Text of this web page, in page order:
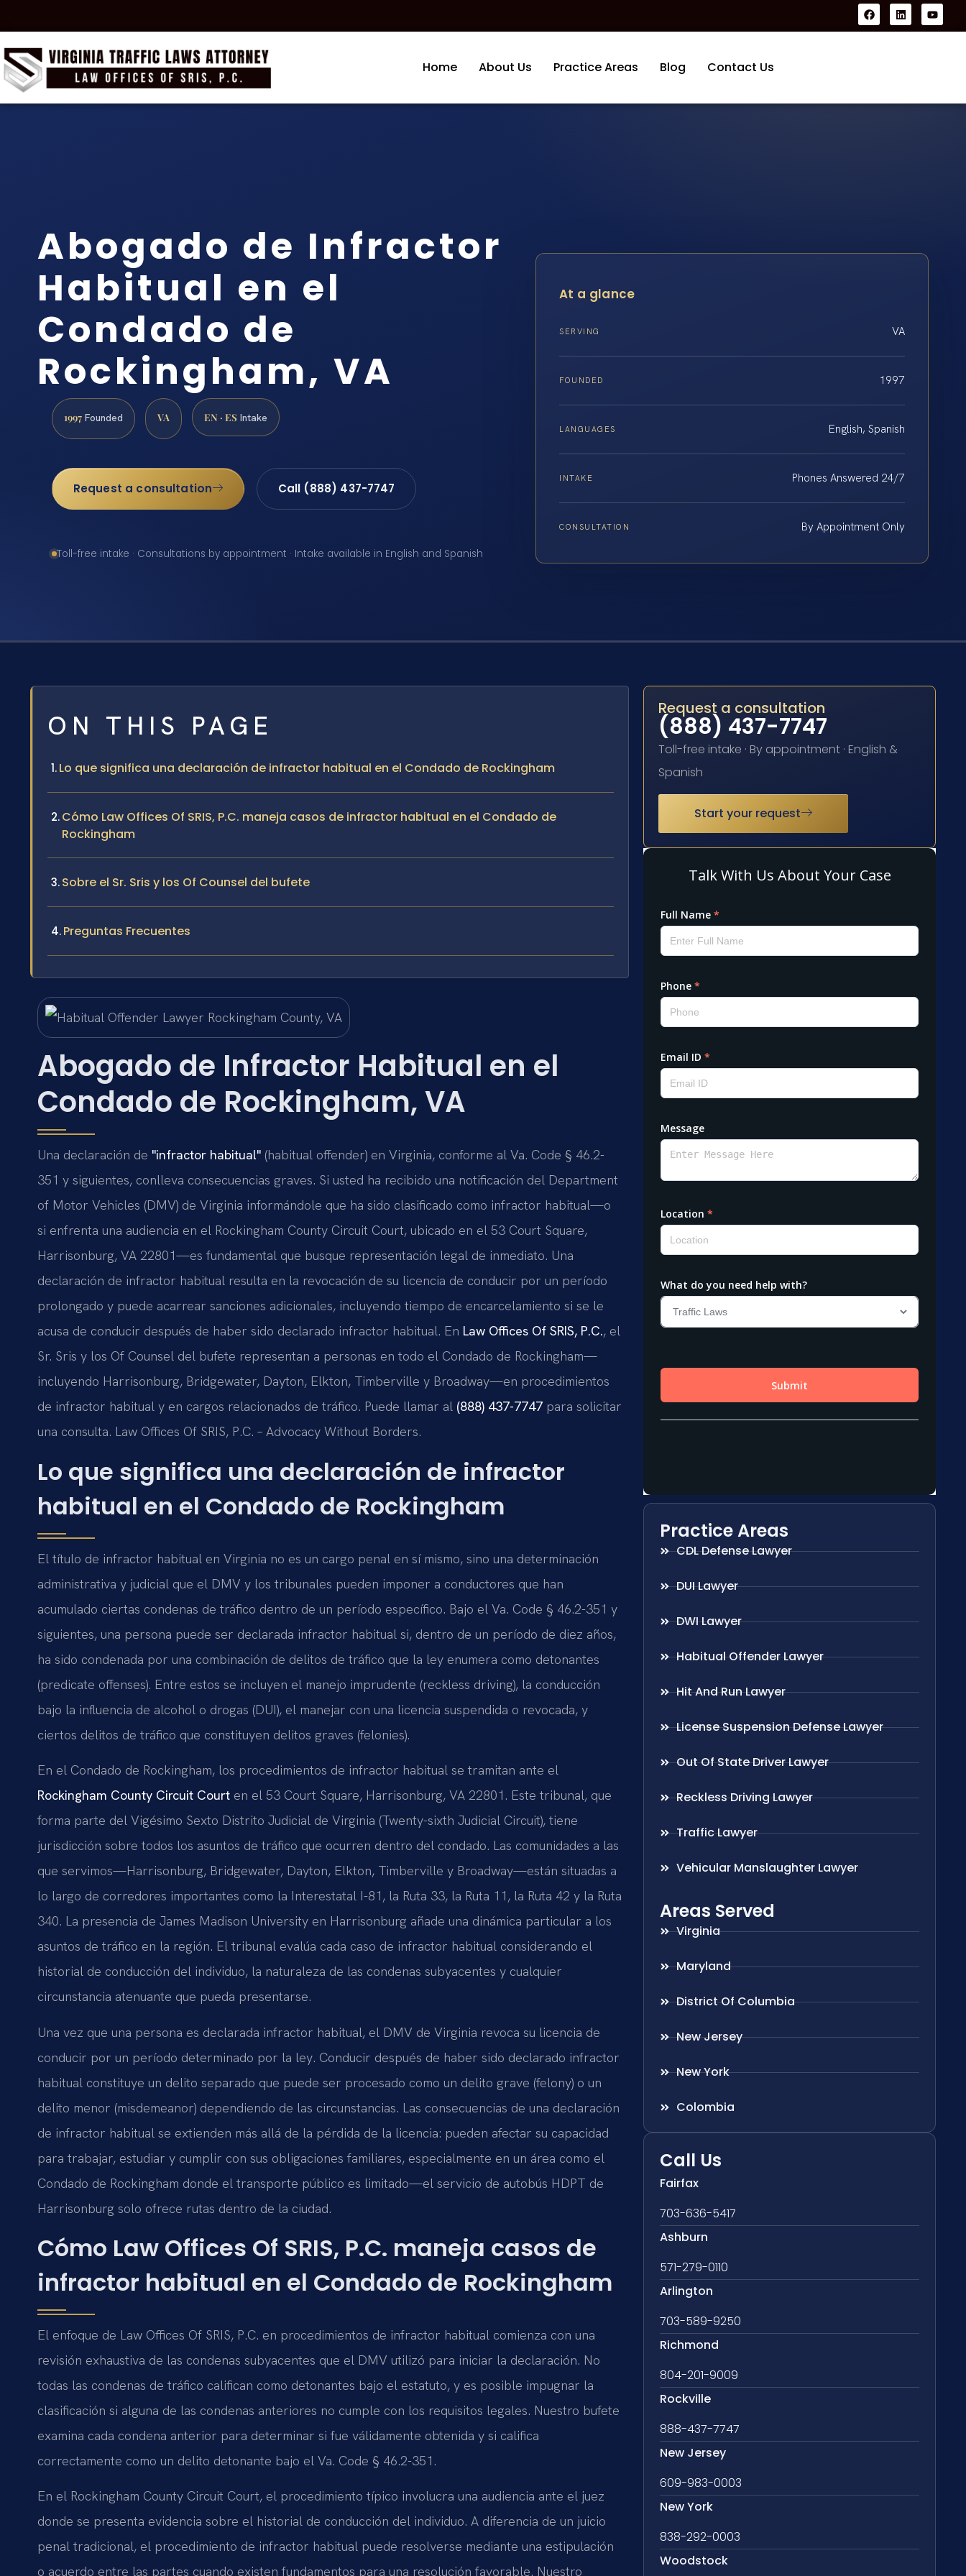
Home About Us Practice Areas Blog Contact Us
Abogado de Infractor
Habitual en el
Condado de
Rockingham, VA
1997 Founded VA EN · ES Intake
Request a consultation Call (888) 437-7747
Toll-free intake · Consultations by appointment · Intake available in English and Spanish
At a glance
SERVING VA
FOUNDED 1997
LANGUAGES English, Spanish
INTAKE Phones Answered 24/7
CONSULTATION By Appointment Only
ON THIS PAGE
Lo que significa una declaración de infractor habitual en el Condado de Rockingham
Cómo Law Offices Of SRIS, P.C. maneja casos de infractor habitual en el Condado de
Rockingham
Sobre el Sr. Sris y los Of Counsel del bufete
Preguntas Frecuentes
Abogado de Infractor Habitual en el
Condado de Rockingham, VA
Una declaración de "infractor habitual" (habitual offender) en Virginia, conforme al Va. Code § 46.2-
351 y siguientes, conlleva consecuencias graves. Si usted ha recibido una notificación del Department
of Motor Vehicles (DMV) de Virginia informándole que ha sido clasificado como infractor habitual—o
si enfrenta una audiencia en el Rockingham County Circuit Court, ubicado en el 53 Court Square,
Harrisonburg, VA 22801—es fundamental que busque representación legal de inmediato. Una
declaración de infractor habitual resulta en la revocación de su licencia de conducir por un período
prolongado y puede acarrear sanciones adicionales, incluyendo tiempo de encarcelamiento si se le
acusa de conducir después de haber sido declarado infractor habitual. En Law Offices Of SRIS, P.C., el
Sr. Sris y los Of Counsel del bufete representan a personas en todo el Condado de Rockingham—
incluyendo Harrisonburg, Bridgewater, Dayton, Elkton, Timberville y Broadway—en procedimientos
de infractor habitual y en cargos relacionados de tráfico. Puede llamar al (888) 437-7747 para solicitar
una consulta. Law Offices Of SRIS, P.C. – Advocacy Without Borders.
Lo que significa una declaración de infractor
habitual en el Condado de Rockingham
El título de infractor habitual en Virginia no es un cargo penal en sí mismo, sino una determinación
administrativa y judicial que el DMV y los tribunales pueden imponer a conductores que han
acumulado ciertas condenas de tráfico dentro de un período específico. Bajo el Va. Code § 46.2-351 y
siguientes, una persona puede ser declarada infractor habitual si, dentro de un período de diez años,
ha sido condenada por una combinación de delitos de tráfico que la ley enumera como detonantes
(predicate offenses). Entre estos se incluyen el manejo imprudente (reckless driving), la conducción
bajo la influencia de alcohol o drogas (DUI), el manejar con una licencia suspendida o revocada, y
ciertos delitos de tráfico que constituyen delitos graves (felonies).
En el Condado de Rockingham, los procedimientos de infractor habitual se tramitan ante el
Rockingham County Circuit Court en el 53 Court Square, Harrisonburg, VA 22801. Este tribunal, que
forma parte del Vigésimo Sexto Distrito Judicial de Virginia (Twenty-sixth Judicial Circuit), tiene
jurisdicción sobre todos los asuntos de tráfico que ocurren dentro del condado. Las comunidades a las
que servimos—Harrisonburg, Bridgewater, Dayton, Elkton, Timberville y Broadway—están situadas a
lo largo de corredores importantes como la Interestatal I-81, la Ruta 33, la Ruta 11, la Ruta 42 y la Ruta
340. La presencia de James Madison University en Harrisonburg añade una dinámica particular a los
asuntos de tráfico en la región. El tribunal evalúa cada caso de infractor habitual considerando el
historial de conducción del individuo, la naturaleza de las condenas subyacentes y cualquier
circunstancia atenuante que pueda presentarse.
Una vez que una persona es declarada infractor habitual, el DMV de Virginia revoca su licencia de
conducir por un período determinado por la ley. Conducir después de haber sido declarado infractor
habitual constituye un delito separado que puede ser procesado como un delito grave (felony) o un
delito menor (misdemeanor) dependiendo de las circunstancias. Las consecuencias de una declaración
de infractor habitual se extienden más allá de la pérdida de la licencia: pueden afectar su capacidad
para trabajar, estudiar y cumplir con sus obligaciones familiares, especialmente en un área como el
Condado de Rockingham donde el transporte público es limitado—el servicio de autobús HDPT de
Harrisonburg solo ofrece rutas dentro de la ciudad.
Cómo Law Offices Of SRIS, P.C. maneja casos de
infractor habitual en el Condado de Rockingham
El enfoque de Law Offices Of SRIS, P.C. en procedimientos de infractor habitual comienza con una
revisión exhaustiva de las condenas subyacentes que el DMV utilizó para iniciar la declaración. No
todas las condenas de tráfico califican como detonantes bajo el estatuto, y es posible impugnar la
clasificación si alguna de las condenas anteriores no cumple con los requisitos legales. Nuestro bufete
examina cada condena anterior para determinar si fue válidamente obtenida y si califica
correctamente como un delito detonante bajo el Va. Code § 46.2-351.
En el Rockingham County Circuit Court, el procedimiento típico involucra una audiencia ante el juez
donde se presenta evidencia sobre el historial de conducción del individuo. A diferencia de un juicio
penal tradicional, el procedimiento de infractor habitual puede resolverse mediante una estipulación
o acuerdo entre las partes cuando existen fundamentos para una resolución favorable. Nuestro
Request a consultation
(888) 437-7747
Toll-free intake · By appointment · English &
Spanish
Start your request
Practice Areas
CDL Defense Lawyer
DUI Lawyer
DWI Lawyer
Habitual Offender Lawyer
Hit And Run Lawyer
License Suspension Defense Lawyer
Out Of State Driver Lawyer
Reckless Driving Lawyer
Traffic Lawyer
Vehicular Manslaughter Lawyer
Areas Served
Virginia
Maryland
District Of Columbia
New Jersey
New York
Colombia
Call Us
Fairfax
703-636-5417
Ashburn
571-279-0110
Arlington
703-589-9250
Richmond
804-201-9009
Rockville
888-437-7747
New Jersey
609-983-0003
New York
838-292-0003
Woodstock